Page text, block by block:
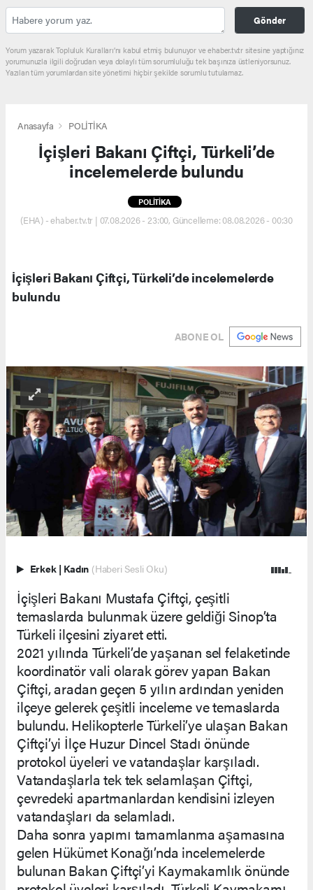
Gönder
Yorum yazarak Topluluk Kuralları’nı kabul etmiş bulunuyor ve ehaber.tv.tr sitesine yaptığınız
yorumunuzla ilgili doğrudan veya dolaylı tüm sorumluluğu tek başınıza üstleniyorsunuz.
Yazılan tüm yorumlardan site yönetimi hiçbir şekilde sorumlu tutulamaz.
Anasayfa POLİTİKA
İçişleri Bakanı Çiftçi, Türkeli’de
incelemelerde bulundu
POLİTİKA
(EHA) - ehaber.tv.tr | 07.08.2026 - 23:00, Güncelleme: 08.08.2026 - 00:30
İçişleri Bakanı Çiftçi, Türkeli’de incelemelerde
bulundu
ABONE OL
Erkek | Kadın (Haberi Sesli Oku)
İçişleri Bakanı Mustafa Çiftçi, çeşitli
temaslarda bulunmak üzere geldiği Sinop’ta
Türkeli ilçesini ziyaret etti.
2021 yılında Türkeli’de yaşanan sel felaketinde
koordinatör vali olarak görev yapan Bakan
Çiftçi, aradan geçen 5 yılın ardından yeniden
ilçeye gelerek çeşitli inceleme ve temaslarda
bulundu. Helikopterle Türkeli’ye ulaşan Bakan
Çiftçi’yi İlçe Huzur Dincel Stadı önünde
protokol üyeleri ve vatandaşlar karşıladı.
Vatandaşlarla tek tek selamlaşan Çiftçi,
çevredeki apartmanlardan kendisini izleyen
vatandaşları da selamladı.
Daha sonra yapımı tamamlanma aşamasına
gelen Hükümet Konağı’nda incelemelerde
bulunan Bakan Çiftçi’yi Kaymakamlık önünde